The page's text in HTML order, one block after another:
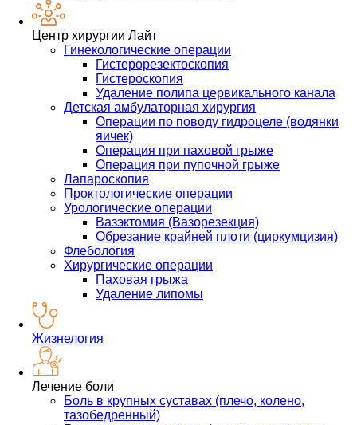
Центр хирургии Лайт
Гинекологические операции
Гистерорезектоскопия
Гистероскопия
Удаление полипа цервикального канала
Детская амбулаторная хирургия
Операции по поводу гидроцеле (водянки
яичек)
Операция при паховой грыже
Операция при пупочной грыже
Лапароскопия
Проктологические операции
Урологические операции
Вазэктомия (Вазорезекция)
Обрезание крайней плоти (циркумцизия)
Флебология
Хирургические операции
Паховая грыжа
Удаление липомы
Жизнелогия
Лечение боли
Боль в крупных суставах (плечо, колено,
тазобедренный)